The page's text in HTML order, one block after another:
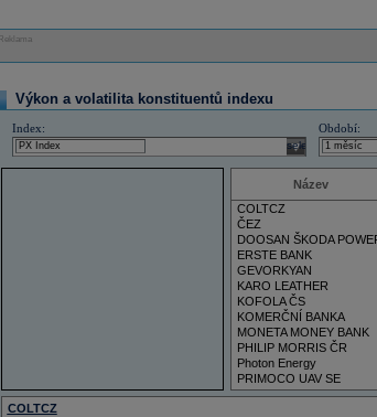
Reklama
Výkon a volatilita konstituentů indexu
Index:
select
Období:
Název
COLTCZ
ČEZ
DOOSAN ŠKODA
ERSTE BANK
GEVORKYAN
KARO LEATHER
KOFOLA ČS
KOMERČNÍ BANKA
MONETA MONEY BANK
PHILIP MORRIS ČR
Photon Energy
PRIMOCO UAV SE
VIG
COLTCZ